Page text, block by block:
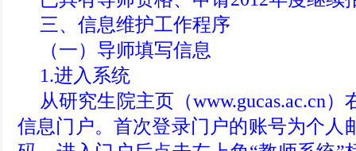
三、信息维护工作程序
（一）导师填写信息
1.进入系统
从研究生院主页（www.gucas.ac.cn
信息门户。首次登录门户的账号为个人